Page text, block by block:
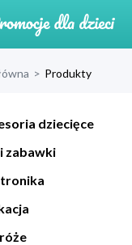
> Produkty
dziecięce
zabawki